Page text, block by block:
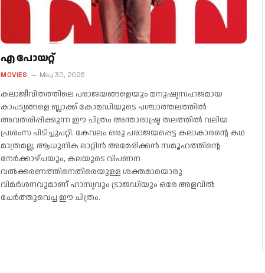
എ പോയറ്റ്
MOVIES May 30, 2026
കലാജീവിതത്തിലെ പരാജയങ്ങളെയും മനുഷ്യസഹജമായ
കാപട്യങ്ങളെ ബ്ലാക്ക് കോമഡിയുടെ പശ്ചാത്തലത്തിൽ
അവതരിപ്പിക്കുന്ന ഈ ചിത്രം അന്താരാഷ്ട്ര തലത്തിൽ വലിയ
പ്രശംസ പിടിച്ചുപറ്റി. കേവലം ഒരു പരാജയപ്പെട്ട കലാകാരന്റെ കഥ
മാത്രമല്ല; ആധുനിക ലാറ്റിൻ അമേരിക്കൻ സമൂഹത്തിന്റെ
നേർക്കാഴ്ചയും, കലയുടെ വിപണന
വൽക്കരണത്തിനെതിരെയുള്ള ശക്തമായൊരു
വിമർശനവുമാണ് ഹാസ്യവും ട്രാജഡിയും ഒരേ അളവിൽ
ചേർത്തുവെച്ച ഈ ചിത്രം.